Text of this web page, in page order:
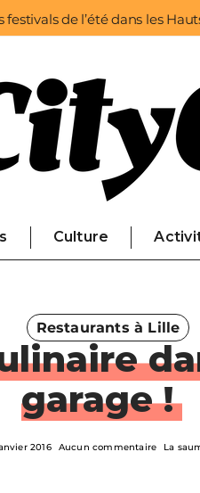
festivals de l’été dans les
Culture
Restaurants à Lille
garage !
2016 Aucun commentaire La